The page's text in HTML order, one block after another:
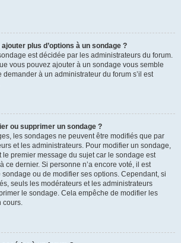
plus d’options à un sondage ?
est décidée par les administrateurs du forum.
vous pouvez ajouter à un sondage vous semble
demander à un administrateur du forum s’il est
ou supprimer un sondage ?
les sondages ne peuvent être modifiés que par
et les administrateurs. Pour modifier un sondage,
le premier message du sujet car le sondage est
ce dernier. Si personne n’a encore voté, il est
ou de modifier ses options. Cependant, si
seuls les modérateurs et les administrateurs
le sondage. Cela empêche de modifier les
cours.